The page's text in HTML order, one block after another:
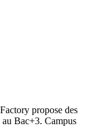
propose des
au Bac+3. Campus